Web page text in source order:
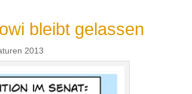
bleibt gelassen
2013